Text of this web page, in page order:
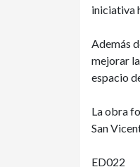
iniciativa
Además
mejorar
espacio
La obra
San
ED022